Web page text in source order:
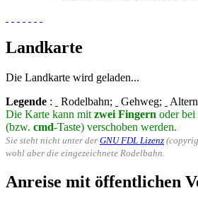
Landkarte
Die Landkarte wird geladen...
Legende : Rodelbahn; Gehweg;
Die Karte kann mit zwei Fingern oder
(bzw. cmd-Taste) verschoben werden.
Sie steht nicht unter der GNU FDL Lizenz
wohl aber die eingezeichnete Rodelbahn.
Anreise mit öffentlichen